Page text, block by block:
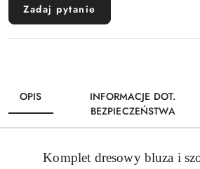
Zadaj pytanie
OPIS
INFORMACJE DOT.
BEZPIECZEŃSTWA
Komplet dresowy bluza i